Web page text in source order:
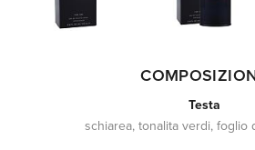
Testa
schiarea, tonalita verdi, foglio